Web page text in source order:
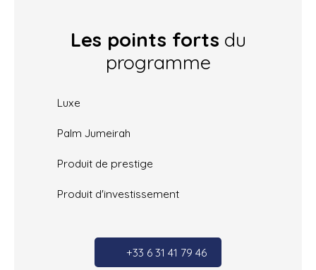
Les points forts du
programme
Luxe
Palm Jumeirah
Produit de prestige
Produit d'investissement
+33 6 31 41 79 46